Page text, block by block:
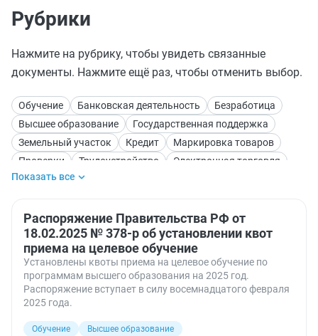
Рубрики
Нажмите на рубрику, чтобы увидеть связанные
документы. Нажмите ещё раз, чтобы отменить выбор.
Обучение Банковская деятельность
Безработица
Высшее образование
Государственная поддержка
Земельный участок
Кредит
Маркировка товаров
Проверки
Трудоустройство
Электронная торговля
Показать все
Распоряжение Правительства РФ от
18.02.2025 № 378-р об установлении квот
приема на целевое обучение
Установлены квоты приема на целевое обучение по
программам высшего образования на 2025 год.
Распоряжение вступает в силу восемнадцатого февраля
2025 года.
Обучение
Высшее образование